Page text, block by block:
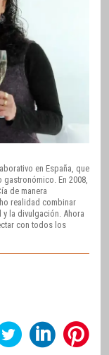
en España, que
gastronómico. En 2008,
de manera
realidad combinar
la divulgación. Ahora
con todos los